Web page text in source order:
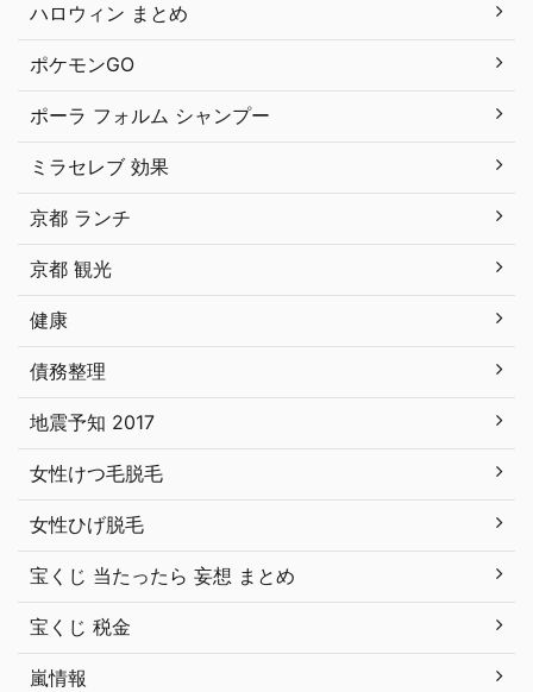
ハロウィン まとめ
ポケモンGO
ポーラ フォルム シャンプー
ミラセレブ 効果
京都 ランチ
京都 観光
健康
債務整理
地震予知 2017
女性けつ毛脱毛
女性ひげ脱毛
宝くじ 当たったら 妄想 まとめ
宝くじ 税金
嵐情報